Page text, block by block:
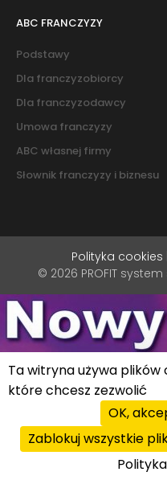
ABC FRANCZYZY
Podstawy
Dla franczyzobiorcy
Dla franczyzodawcy
Umowa franczyzy
ABC własnej firmy
Słownik franczyzy i biznesu
Polityka cookies
© 2026 PROFIT
Ta witryna używa
które chcesz zezwolić
OK,
Zablokuj wszystkie